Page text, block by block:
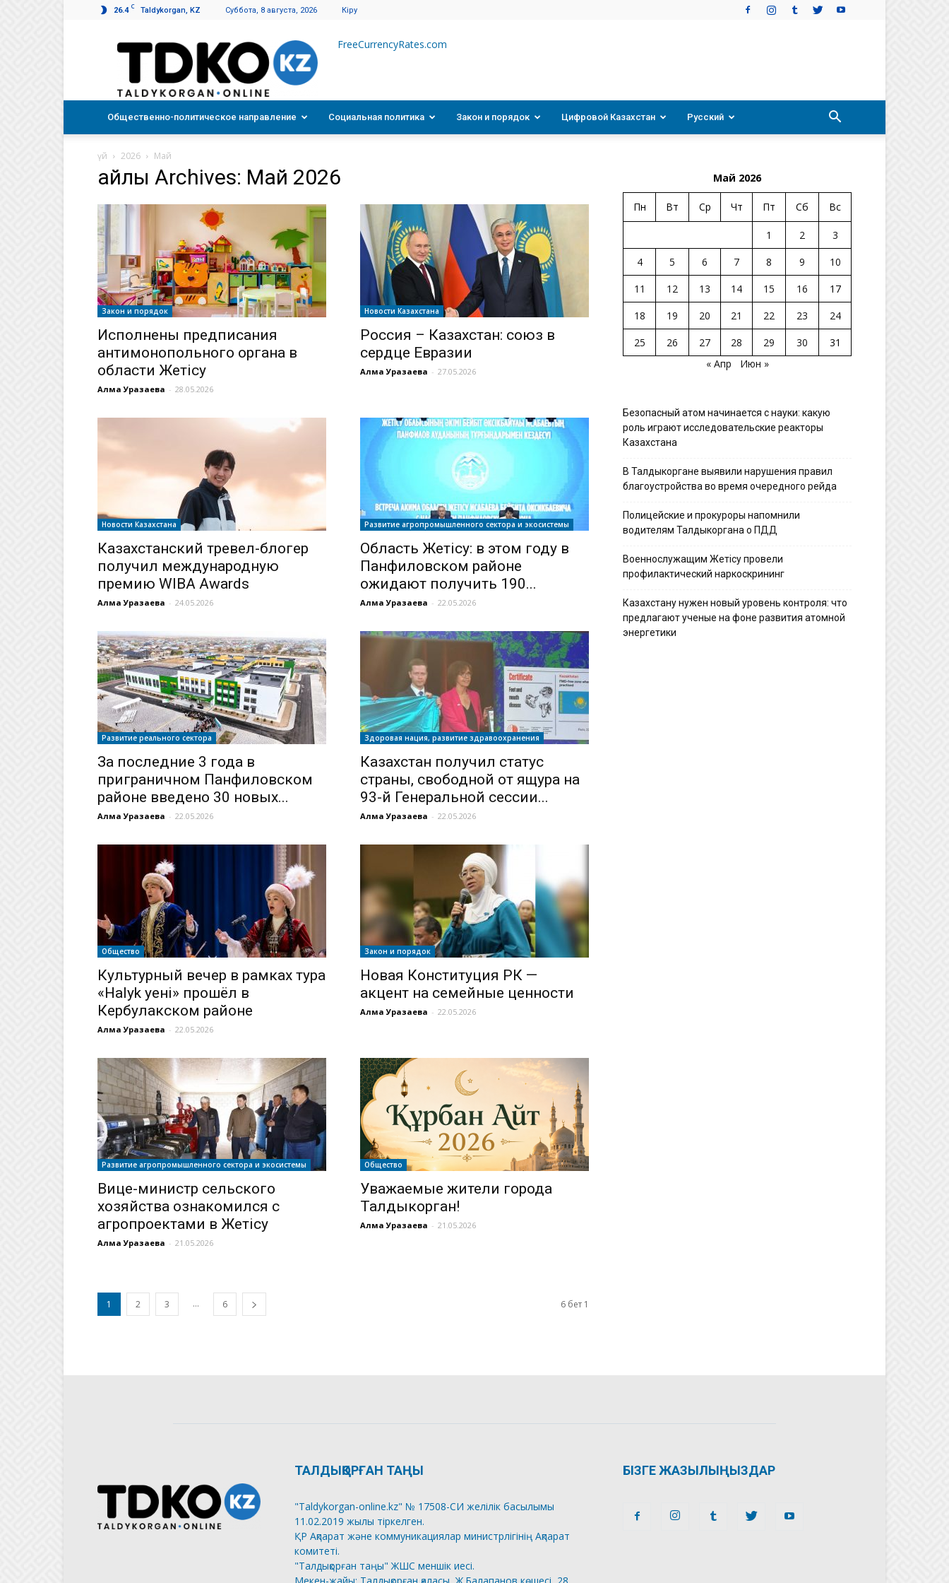
26.4 C Taldykorgan, KZ Суббота, 8 августа, 2026 Кіру
Талдықорған
FreeCurrencyRates.com
Общественно-политическое направление Социальная политика Закон и порядок Цифровой Казахстан Русский
үй 2026 Май
айлық Archives: Май 2026
Закон и порядок
Исполнены предписания
антимонопольного органа в
области Жетісу
Алма Уразаева - 28.05.2026
Новости Казахстана
Россия – Казахстан: союз в
сердце Евразии
Алма Уразаева - 27.05.2026
Новости Казахстана
Казахстанский тревел-блогер
получил международную
премию WIBA Awards
Алма Уразаева - 24.05.2026
Развитие агропромышленного сектора и экосистемы
Область Жетісу: в этом году в
Панфиловском районе
ожидают получить 190...
Алма Уразаева - 22.05.2026
Развитие реального сектора
За последние 3 года в
приграничном Панфиловском
районе введено 30 новых...
Алма Уразаева - 22.05.2026
Здоровая нация, развитие здравоохранения
Казахстан получил статус
страны, свободной от ящура на
93-й Генеральной сессии...
Алма Уразаева - 22.05.2026
Общество
Культурный вечер в рамках тура
«Halyk Әуені» прошёл в
Кербулакском районе
Алма Уразаева - 22.05.2026
Закон и порядок
Новая Конституция РК —
акцент на семейные ценности
Алма Уразаева - 22.05.2026
Развитие агропромышленного сектора и экосистемы
Вице-министр сельского
хозяйства ознакомился с
агропроектами в Жетісу
Алма Уразаева - 21.05.2026
Общество
Уважаемые жители города
Талдыкорган!
Алма Уразаева - 21.05.2026
1 2 3 ... 6 6 бет 1
Май 2026
Пн Вт Ср Чт Пт Сб Вс
1 2
3
4
5 6 7 8 9
10
11
12 13 14 15 16
17
18
19 20 21 22 23
24
25
26 27 28 29 30
31
« Апр
Июн »
Безопасный атом начинается с науки: какую
роль играют исследовательские реакторы
Казахстана
В Талдыкоргане выявили нарушения правил
благоустройства во время очередного рейда
Полицейские и прокуроры напомнили
водителям Талдыкоргана о ПДД
Военнослужащим Жетісу провели
профилактический наркоскрининг
Казахстану нужен новый уровень контроля: что
предлагают ученые на фоне развития атомной
энергетики
ТАЛДЫҚОРҒАН ТАҢЫ
"Taldykorgan-online.kz" № 17508-СИ желілік басылымы
11.02.2019 жылы тіркелген.
ҚР Ақпарат және коммуникациялар министрлігінің Ақпарат
комитеті.
"Талдықорған таңы" ЖШС меншік иесі.
БІЗГЕ ЖАЗЫЛЫҢЫЗДАР